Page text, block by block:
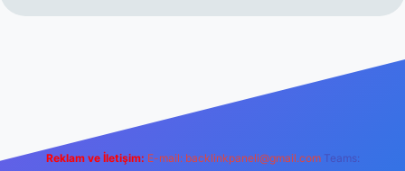
Reklam ve İletişim: E-mail: backlinkpaneli@gmail.com Teams: